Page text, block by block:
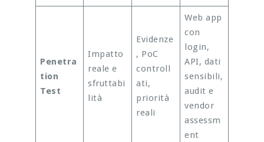
Penetra
tion
Test
Impatto
reale e
sfruttabi
lità
Evidenze
, PoC
controll
ati,
priorità
reali
Web app
con
login,
API, dati
sensibili,
audit e
vendor
assessm
ent